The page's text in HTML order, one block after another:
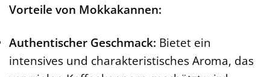
Vorteile von Mokkakannen:
Authentischer Geschmack: Bietet ein
intensives und charakteristisches Aroma, das